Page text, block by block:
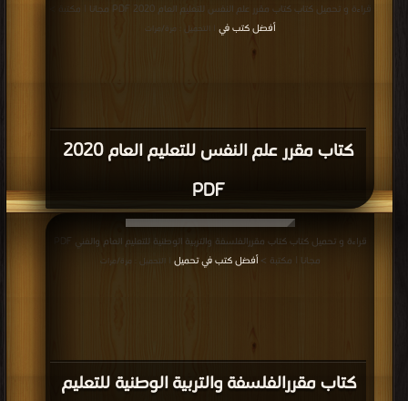
كتاب مقرر علم النفس للتعليم العام 2020
PDF
قراءة و تحميل كتاب كتاب مقرر علم النفس للتعليم العام 2020 PDF مجانا | مكتبة >
أفضل كتب في
| التحميل : مرة/مرات
كتاب مقررالفلسفة والتربية الوطنية للتعليم
مجانا | مكتبة >أفضل كتب في تحميل | التحميل : مرة/مرات